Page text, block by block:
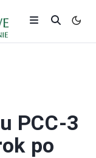
PCC-3
po